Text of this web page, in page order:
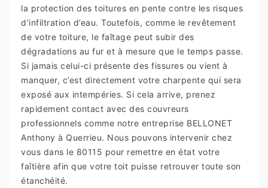
la protection des toitures en pente contre les risques
d’infiltration d’eau. Toutefois, comme le revêtement
de votre toiture, le faîtage peut subir des
dégradations au fur et à mesure que le temps passe.
Si jamais celui-ci présente des fissures ou vient à
manquer, c’est directement votre charpente qui sera
exposé aux intempéries. Si cela arrive, prenez
rapidement contact avec des couvreurs
professionnels comme notre entreprise BELLONET
Anthony à Querrieu. Nous pouvons intervenir chez
vous dans le 80115 pour remettre en état votre
faîtière afin que votre toit puisse retrouver toute son
étanchéité.